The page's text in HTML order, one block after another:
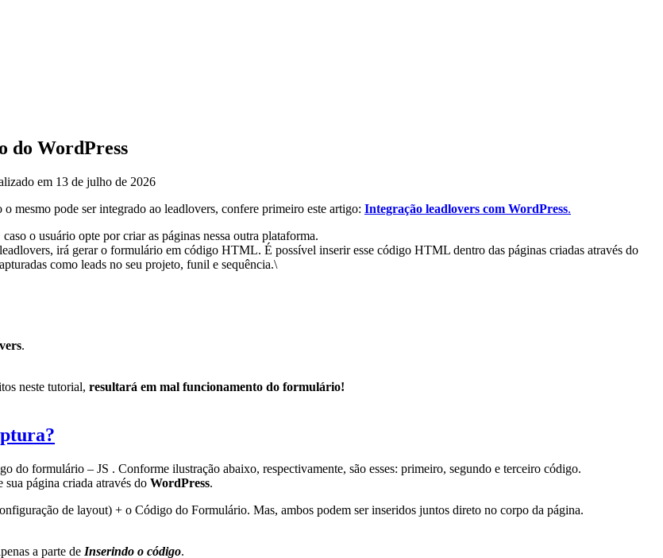
do WordPress
em 13 de julho de 2026
o mesmo pode ser integrado ao leadlovers, confere primeiro este artigo: Integração leadlovers com WordPress.
o usuário opte por criar as páginas nessa outra plataforma.
irá gerar o formulário em código HTML. É possível inserir esse código HTML dentro das páginas criadas através do
como leads no seu projeto, funil e sequência.\
.
neste tutorial, resultará em mal funcionamento do formulário!
do formulário – JS . Conforme ilustração abaixo, respectivamente, são esses: primeiro, segundo e terceiro código.
sua página criada através do WordPress.
de layout) + o Código do Formulário. Mas, ambos podem ser inseridos juntos direto no corpo da página.
a parte de Inserindo o código.